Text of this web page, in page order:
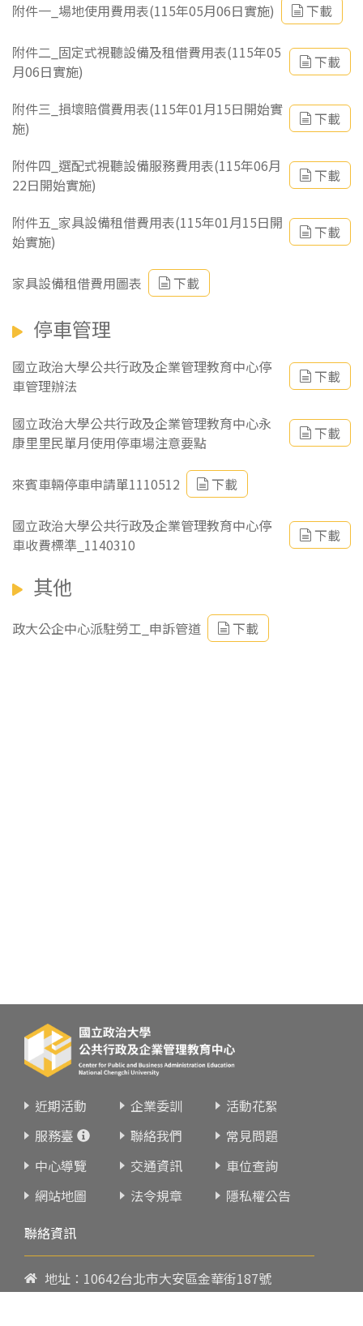
附件一_場地使用費用表(115年05月06日實施) 下載
附件二_固定式視聽設備及租借費用表(115年05
月06日實施)
下載
附件三_損壞賠償費用表(115年01月15日開始實
施)
下載
附件四_選配式視聽設備服務費用表(115年06月
22日開始實施)
下載
附件五_家具設備租借費用表(115年01月15日開
始實施)
下載
家具設備租借費用圖表 下載
停車管理
國立政治大學公共行政及企業管理教育中心停
車管理辦法
下載
國立政治大學公共行政及企業管理教育中心永
康里里民單月使用停車場注意要點
下載
來賓車輛停車申請單1110512 下載
國立政治大學公共行政及企業管理教育中心停
車收費標準_1140310
下載
其他
政大公企中心派駐勞工_申訴管道 下載
近期活動 企業委訓
活動花絮
服務臺
聯絡我們
常見問題
中心導覽
交通資訊
車位查詢
網站地圖
法令規章
隱私權公告
聯絡資訊
地址：10642台北市大安區金華街187號